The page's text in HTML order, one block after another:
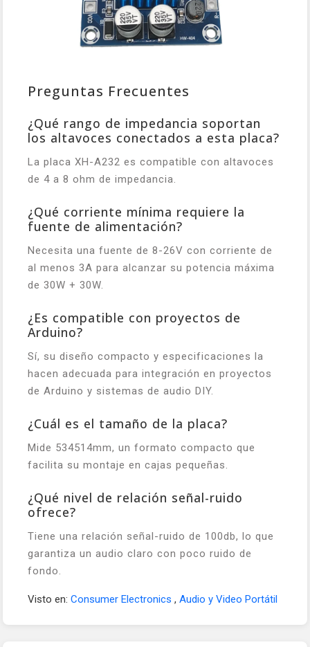
Preguntas Frecuentes
¿Qué rango de impedancia soportan
los altavoces conectados a esta placa?
La placa XH-A232 es compatible con altavoces
de 4 a 8 ohm de impedancia.
¿Qué corriente mínima requiere la
fuente de alimentación?
Necesita una fuente de 8-26V con corriente de
al menos 3A para alcanzar su potencia máxima
de 30W + 30W.
¿Es compatible con proyectos de
Arduino?
Sí, su diseño compacto y especificaciones la
hacen adecuada para integración en proyectos
de Arduino y sistemas de audio DIY.
¿Cuál es el tamaño de la placa?
Mide 534514mm, un formato compacto que
facilita su montaje en cajas pequeñas.
¿Qué nivel de relación señal-ruido
ofrece?
Tiene una relación señal-ruido de 100db, lo que
garantiza un audio claro con poco ruido de
fondo.
Visto en: Consumer Electronics , Audio y Video Portátil